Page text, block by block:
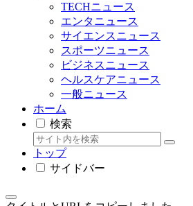
TECHニュース
エンタニュース
サイエンスニュース
スポーツニュース
ビジネスニュース
ヘルスケアニュース
一般ニュース
ホーム
検索
トップ
サイドバー